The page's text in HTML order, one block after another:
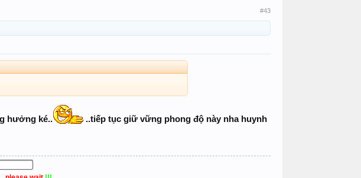
#43
hưởng ké.. ..tiếp tục giữ vững phong độ này nha huynh